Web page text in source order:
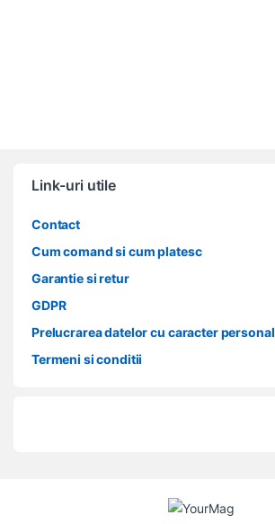
Link-uri utile
Contact
Cum comand si cum platesc
Garantie si retur
GDPR
Prelucrarea datelor cu caracter personal
Termeni si conditii